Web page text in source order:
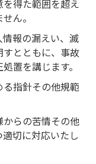
得た範囲を超え
ん。
情報の漏えい、滅
すとともに、事故
置を講じます。
る指針その他規範
からの苦情その他
切に対応いたし